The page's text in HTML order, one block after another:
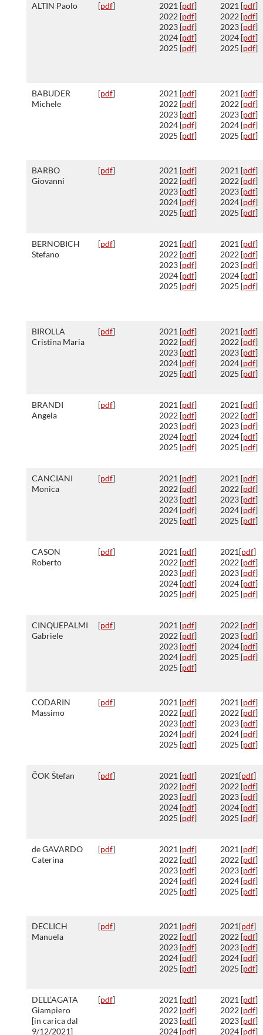
ALTIN Paolo [pdf] 2021 [pdf]
2022 [pdf]
2023 [pdf]
2024 [pdf]
2025 [pdf]
2021 [pdf]
2022 [pdf]
2023 [pdf]
2024 [pdf]
2025 [pdf]
BABUDER
Michele
[pdf] 2021 [pdf]
2022 [pdf]
2023 [pdf]
2024 [pdf]
2025 [pdf]
2021 [pdf]
2022 [pdf]
2023 [pdf]
2024 [pdf]
2025 [pdf]
BARBO
Giovanni
[pdf] 2021 [pdf]
2022 [pdf]
2023 [pdf]
2024 [pdf]
2025 [pdf]
2021 [pdf]
2022 [pdf]
2023 [pdf]
2024 [pdf]
2025 [pdf]
BERNOBICH
Stefano
[pdf] 2021 [pdf]
2022 [pdf]
2023 [pdf]
2024 [pdf]
2025 [pdf]
2021 [pdf]
2022 [pdf]
2023 [pdf]
2024 [pdf]
2025 [pdf]
BIROLLA
Cristina Maria
[pdf] 2021 [pdf]
2022 [pdf]
2023 [pdf]
2024 [pdf]
2025 [pdf]
2021 [pdf]
2022 [pdf]
2023 [pdf]
2024 [pdf]
2025 [pdf]
BRANDI
Angela
[pdf] 2021 [pdf]
2022 [pdf]
2023 [pdf]
2024 [pdf]
2025 [pdf]
2021 [pdf]
2022 [pdf]
2023 [pdf]
2024 [pdf]
2025 [pdf]
CANCIANI
Monica
[pdf] 2021 [pdf]
2022 [pdf]
2023 [pdf]
2024 [pdf]
2025 [pdf]
2021 [pdf]
2022 [pdf]
2023 [pdf]
2024 [pdf]
2025 [pdf]
CASON
Roberto
[pdf] 2021 [pdf]
2022 [pdf]
2023 [pdf]
2024 [pdf]
2025 [pdf]
2021[pdf]
2022 [pdf]
2023 [pdf]
2024 [pdf]
2025 [pdf]
CINQUEPALMI
Gabriele
[pdf] 2021 [pdf]
2022 [pdf]
2023 [pdf]
2024 [pdf]
2025 [pdf]
2022 [pdf]
2023 [pdf]
2024 [pdf]
2025 [pdf]
CODARIN
Massimo
[pdf] 2021 [pdf]
2022 [pdf]
2023 [pdf]
2024 [pdf]
2025 [pdf]
2021 [pdf]
2022 [pdf]
2023 [pdf]
2024 [pdf]
2025 [pdf]
ČOK Štefan [pdf] 2021 [pdf]
2022 [pdf]
2023 [pdf]
2024 [pdf]
2025 [pdf]
2021[pdf]
2022 [pdf]
2023 [pdf]
2024 [pdf]
2025 [pdf]
de GAVARDO
Caterina
[pdf] 2021 [pdf]
2022 [pdf]
2023 [pdf]
2024 [pdf]
2025 [pdf]
2021 [pdf]
2022 [pdf]
2023 [pdf]
2024 [pdf]
2025 [pdf]
DECLICH
Manuela
[pdf] 2021 [pdf]
2022 [pdf]
2023 [pdf]
2024 [pdf]
2025 [pdf]
2021[pdf]
2022 [pdf]
2023 [pdf]
2024 [pdf]
2025 [pdf]
DELL’AGATA
Giampiero
[in carica dal
9/12/2021]
[pdf] 2021 [pdf]
2022 [pdf]
2023 [pdf]
2024 [pdf]
2021 [pdf]
2022 [pdf]
2023 [pdf]
2024 [pdf]